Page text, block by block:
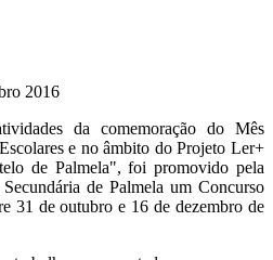
2016
da comemoração do Mês
e no âmbito do Projeto Ler+
de Palmela", foi promovido pela
de Palmela um Concurso
31 de outubro e 16 de dezembro de